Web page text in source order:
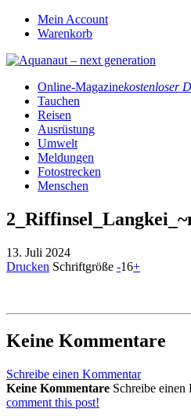
Mein Account
Warenkorb
Online-Magazinekostenloser
Tauchen
Reisen
Ausrüstung
Umwelt
Meldungen
Fotostrecken
Menschen
13. Juli 2024
Drucken Schriftgröße -16+
Keine Kommentare
Schreibe einen Kommentar
Keine Kommentare Schreibe einen
comment this post!